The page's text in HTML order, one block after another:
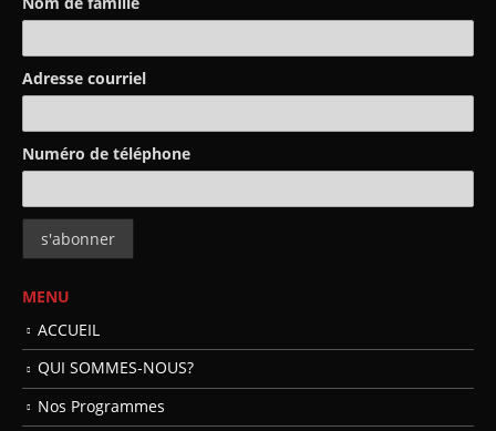
Adresse courriel
Numéro de téléphone
MENU
ACCUEIL
QUI SOMMES-NOUS?
Nos Programmes